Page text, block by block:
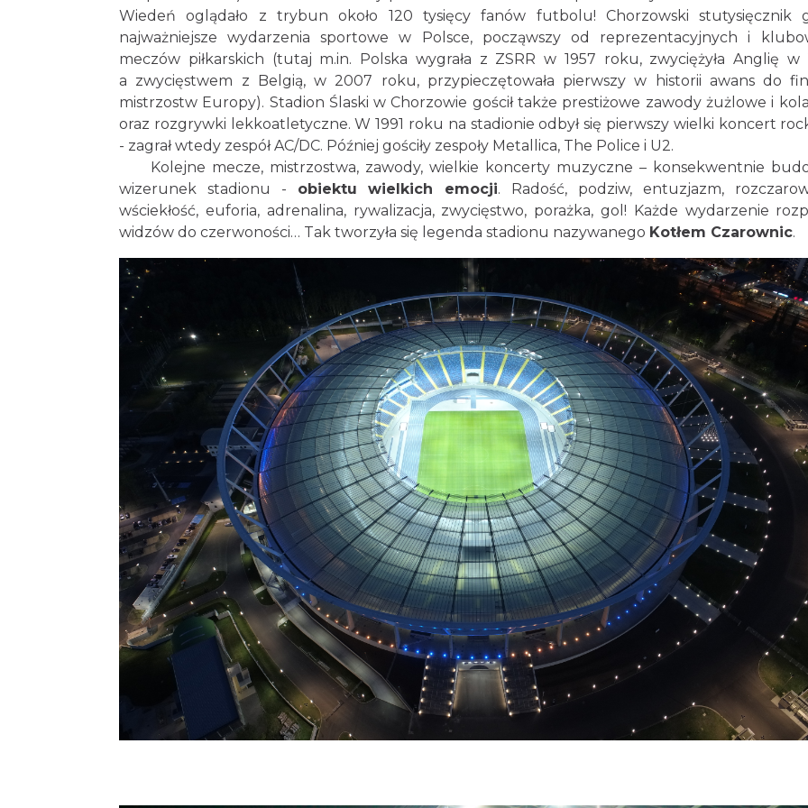
Wiedeń oglądało z trybun około 120 tysięcy fanów futbolu! Chorzowski stutysięcznik
najważniejsze wydarzenia sportowe w Polsce, począwszy od reprezentacyjnych i
meczów piłkarskich (tutaj m.in. Polska wygrała z ZSRR w 1957 roku, zwyciężyła Anglię w
a zwycięstwem z Belgią, w 2007 roku, przypieczętowała pierwszy w historii awans do
mistrzostw Europy). Stadion Ślaski w Chorzowie gościł także prestiżowe zawody żużlowe i
oraz rozgrywki lekkoatletyczne. W 1991 roku na stadionie odbył się pierwszy wielki koncert
- zagrał wtedy zespół AC/DC. Później gościły zespoły Metallica, The Police i U2.
Kolejne mecze, mistrzostwa, zawody, wielkie koncerty muzyczne – konsekwentnie
wizerunek stadionu - obiektu wielkich emocji. Radość, podziw, entuzjazm,
wściekłość, euforia, adrenalina, rywalizacja, zwycięstwo, porażka, gol! Każde wydarzenie
widzów do czerwoności… Tak tworzyła się legenda stadionu nazywanego Kotłem Czarownic.